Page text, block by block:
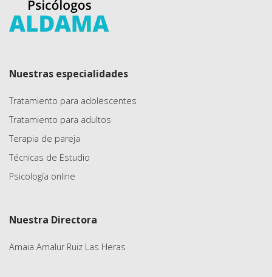
Nuestras especialidades
Tratamiento para adolescentes
Tratamiento para adultos
Terapia de pareja
Técnicas de Estudio
Psicología online
Nuestra Directora
Amaia Amalur Ruiz Las Heras